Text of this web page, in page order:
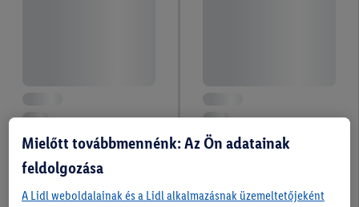
Mielőtt továbbmennénk: Az Ön adatainak
feldolgozása
A Lidl weboldalainak és a Lidl alkalmazásnak üzemeltetőjeként